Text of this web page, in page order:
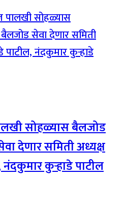
सोहळ्यास बैलजोड
देणार समिती अध्यक्ष
कुऱ्हाडे पाटील